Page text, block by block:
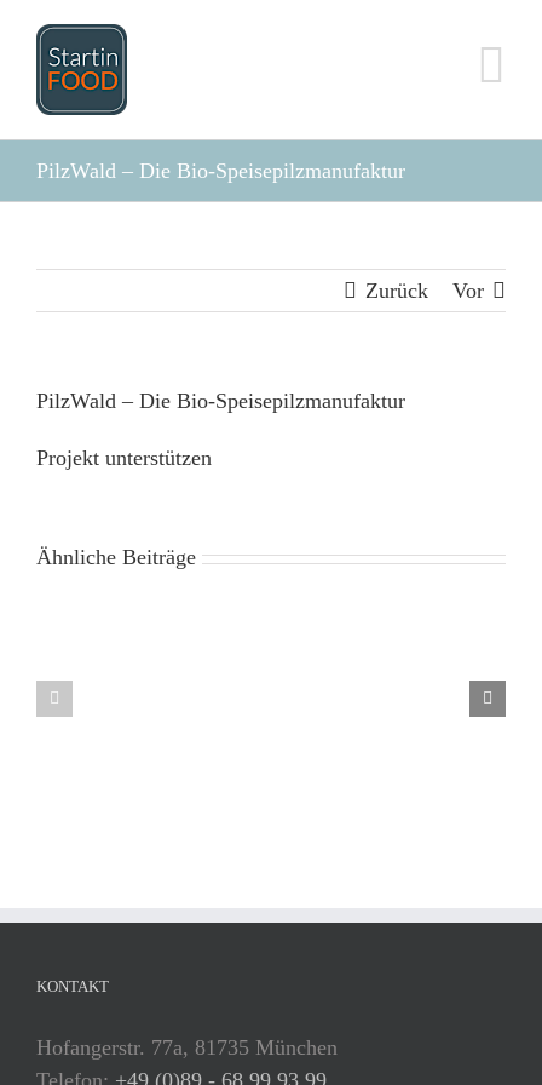
Inhalt
springen
PilzWald – Die Bio-Speisepilzmanufaktur
Zurück Vor
PilzWald – Die Bio-Speisepilzmanufaktur
Projekt unterstützen
Ähnliche Beiträge
KONTAKT
Hofangerstr. 77a, 81735 München
Telefon: +49 (0)89 - 68 99 93 99